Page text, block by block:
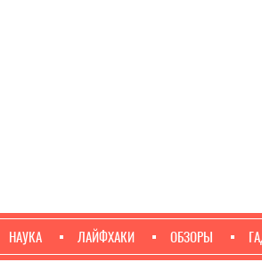
НАУКА ЛАЙФХАКИ ОБЗОРЫ